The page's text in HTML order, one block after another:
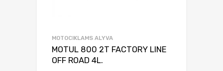
MOTOCIKLAMS ALYVA
MOTUL 800 2T FACTORY LINE
OFF ROAD 4L.